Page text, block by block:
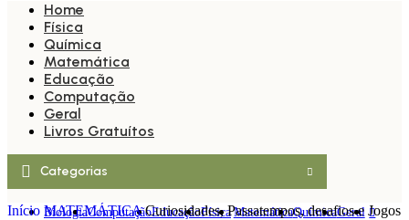
Home
Física
Química
Matemática
Educação
Computação
Geral
Livros Gratuítos
Categorias
BiologiaComputaçãoEducaçãoFísicaMatemáticaQuímicaGeral
Início MATEMÁTICACuriosidades, Passatempos, desafios e